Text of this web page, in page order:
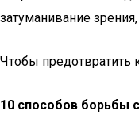
затуманивание
Чтобы предотвратить
10 способов борьбы